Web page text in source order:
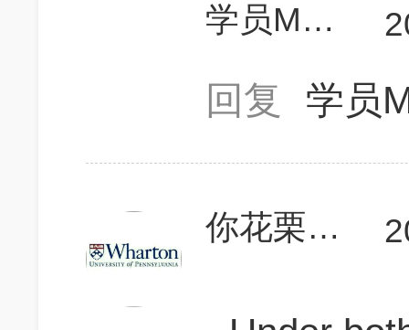
学员M7Tw10
回复 学员
你花栗鼠爸